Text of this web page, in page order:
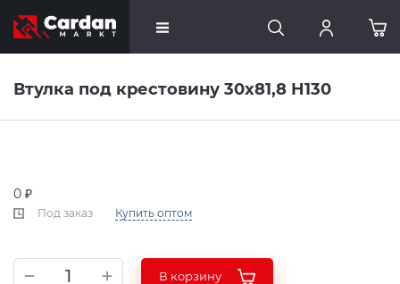
Втулка под крестовину 30x81,8 H130
0 ₽
Под заказ Купить оптом
В корзину